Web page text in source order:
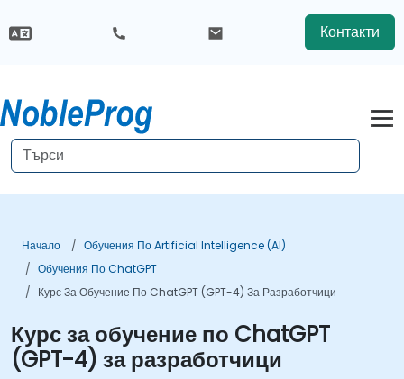
Контакти
Начало
Обучения По Artificial Intelligence (AI)
Обучения По ChatGPT
Курс За Обучение По ChatGPT (GPT-4) За Разработчици
Курс за обучение по ChatGPT
(GPT-4) за разработчици